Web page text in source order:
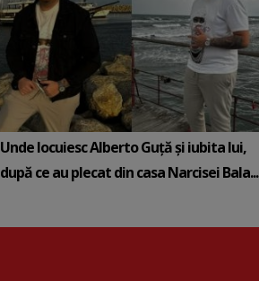
Unde locuiesc Alberto Guță și iubita lui,
după ce au plecat din casa Narcisei Bala...